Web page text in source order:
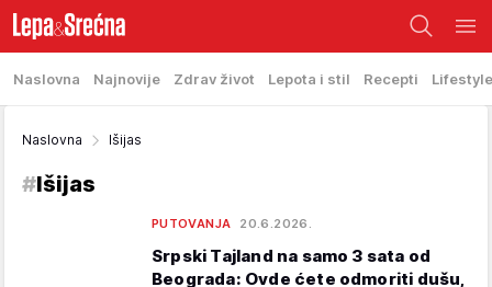
Naslovna Najnovije Zdrav život Lepota i stil Recepti Lifestyle
Naslovna Išijas
#Išijas
PUTOVANJA 20.6.2026.
Srpski Tajland na samo 3 sata od
Beograda: Ovde ćete odmoriti dušu,